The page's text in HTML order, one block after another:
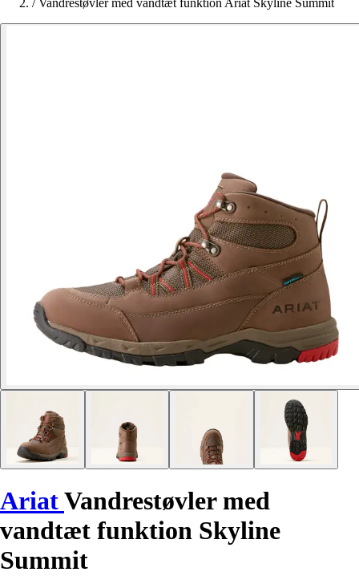
/ Vandrestøvler med vandtæt funktion Ariat Skyline Summit
AriatVandrestøvler med
vandtæt funktion Skyline
Summit